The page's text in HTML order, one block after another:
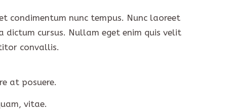
condimentum nunc tempus. Nunc laoreet
dictum cursus. Nullam eget enim quis velit
convallis.
at posuere.
vitae.